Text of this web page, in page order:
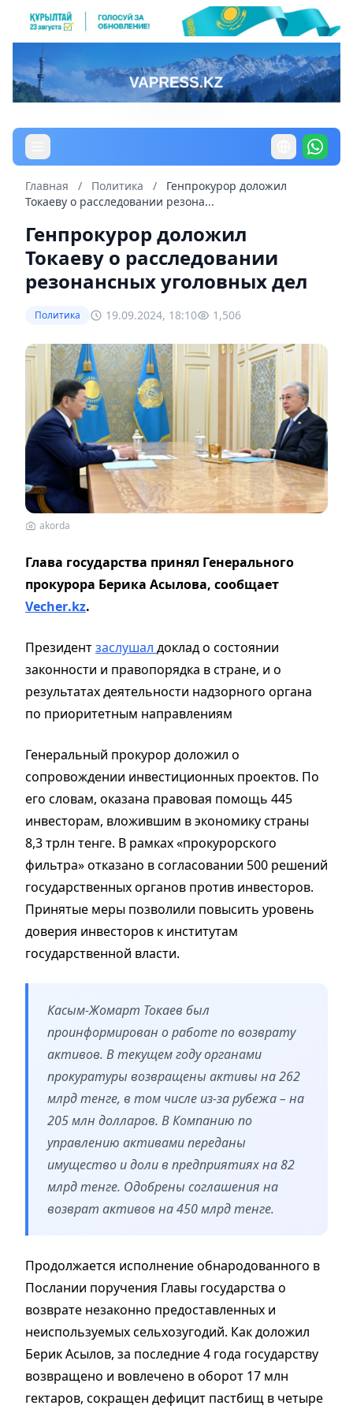
Главная / Политика /
Генпрокурор доложил
Токаеву о расследовании резона...
Генпрокурор доложил
Токаеву о расследовании
резонансных уголовных дел
Политика 19.09.2024, 18:10 1,506
akorda
Глава государства принял Генерального
прокурора Берика Асылова, сообщает
Vecher.kz.
Президентзаслушал доклад о состоянии
законности и правопорядка в стране, и о
результатах деятельности надзорного органа
по приоритетным направлениям
Генеральный прокурор доложил о
сопровождении инвестиционных проектов. По
его словам, оказана правовая помощь 445
инвесторам, вложившим в экономику страны
8,3 трлн тенге. В рамках «прокурорского
фильтра» отказано в согласовании 500 решений
государственных органов против инвесторов.
Принятые меры позволили повысить уровень
доверия инвесторов к институтам
государственной власти.
Касым-Жомарт Токаев был
проинформирован о работе по возврату
активов. В текущем году органами
прокуратуры возвращены активы на 262
млрд тенге, в том числе из-за рубежа – на
205 млн долларов. В Компанию по
управлению активами переданы
имущество и доли в предприятиях на 82
млрд тенге. Одобрены соглашения на
возврат активов на 450 млрд тенге.
Продолжается исполнение обнародованного в
Послании поручения Главы государства о
возврате незаконно предоставленных и
неиспользуемых сельхозугодий. Как доложил
Берик Асылов, за последние 4 года государству
возвращено и вовлечено в оборот 17 млн
гектаров, сокращен дефицит пастбищ в четыре